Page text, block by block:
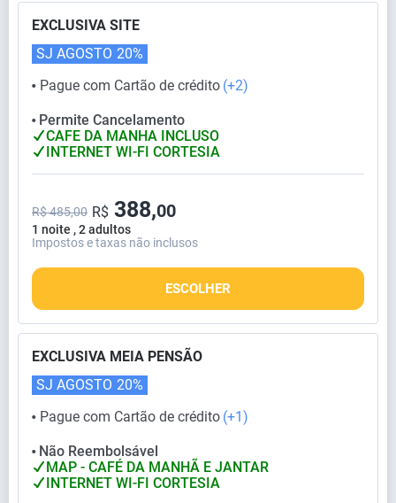
EXCLUSIVA SITE
⬤ Pague com Cartão de crédito (+2)
SJ AGOSTO 20%
⬤
Permite Cancelamento
CAFE DA MANHA INCLUSO
INTERNET WI-FI CORTESIA
1 noite , 2 adultos
R$ 485,00 R$ 388,00
Impostos e taxas não inclusos
ESCOLHER
EXCLUSIVA MEIA PENSÃO
⬤ Pague com Cartão de crédito (+1)
SJ AGOSTO 20%
⬤
Não Reembolsável
MAP - CAFÉ DA MANHÃ E JANTAR
INTERNET WI-FI CORTESIA